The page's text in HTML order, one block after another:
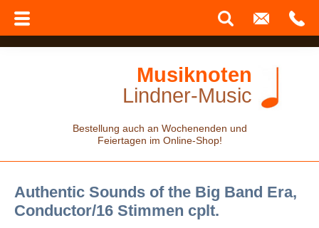
Musiknoten
Lindner-Music
Bestellung auch an Wochenenden und
Feiertagen im Online-Shop!
Authentic Sounds of the Big Band Era,
Conductor/16 Stimmen cplt.